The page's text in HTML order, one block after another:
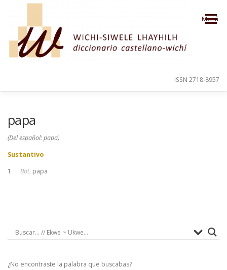
Saltar al contenido
Menú
ISSN 2718-8957
papa
(Del español: papa)
Sustantivo
1 Bot. papa
¿No encontraste la palabra que buscabas?